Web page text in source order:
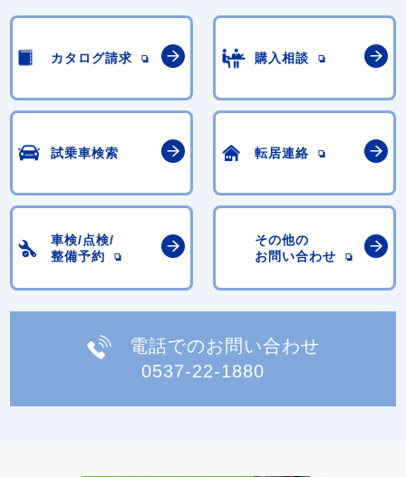
カタログ請求 購入相談
試乗車検索 転居連絡
車検/点検/
整備予約
その他の
お問い合わせ
電話でのお問い合わせ
0537-22-1880